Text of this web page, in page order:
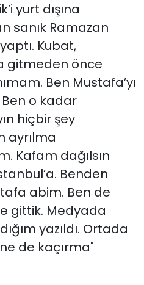
yurt dışına
sanık Ramazan
Kubat,
gitmeden önce
Ben Mustafa’yı
o kadar
hiçbir şey
ayrılma
Kafam dağılsın
Benden
abim. Ben de
gittik. Medyada
yazıldı. Ortada
de kaçırma"